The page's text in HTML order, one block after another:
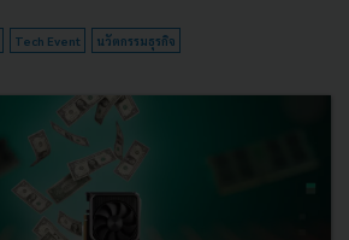
Tech Event นวัตกรรมธุรกิจ